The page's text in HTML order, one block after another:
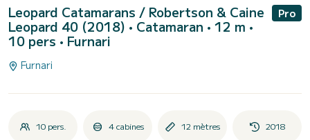
Leopard Catamarans / Robertson & Caine
Leopard 40 (2018) • Catamaran • 12 m •
10 pers • Furnari
Pro
Furnari
10 pers. 4 cabines 12 mètres 2018